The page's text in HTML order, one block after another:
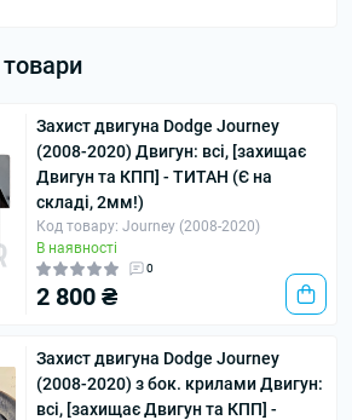
Захист двигуна Dodge Journey
(2008-2020) Двигун: всі, [захищає
Двигун та КПП] - ТИТАН (Є на
складі, 2мм!)
Код товару: Journey (2008-2020)
В наявності
0
2 800 ₴
Захист двигуна Dodge Journey
(2008-2020) з бок. крилами Двигун:
всі, [захищає Двигун та КПП] -